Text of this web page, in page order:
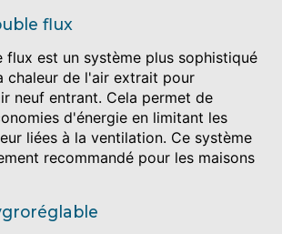
flux
flux est un système plus sophistiqué
chaleur de l'air extrait pour
neuf entrant. Cela permet de
d'énergie en limitant les
liées à la ventilation. Ce système
recommandé pour les maisons